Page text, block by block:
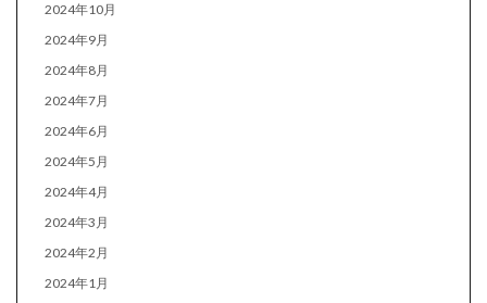
2024年10月
2024年9月
2024年8月
2024年7月
2024年6月
2024年5月
2024年4月
2024年3月
2024年2月
2024年1月